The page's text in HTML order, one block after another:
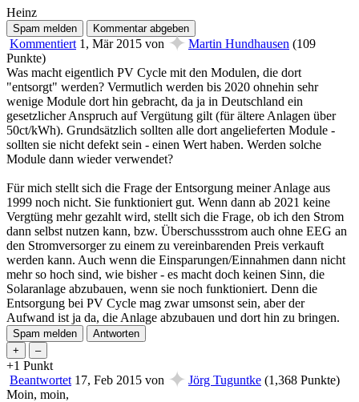
Heinz
Kommentiert 1, Mär 2015 von ✦Martin Hundhausen (109
Punkte)
Was macht eigentlich PV Cycle mit den Modulen, die dort
"entsorgt" werden? Vermutlich werden bis 2020 ohnehin sehr
wenige Module dort hin gebracht, da ja in Deutschland ein
gesetzlicher Anspruch auf Vergütung gilt (für ältere Anlagen über
50ct/kWh). Grundsätzlich sollten alle dort angelieferten Module -
sollten sie nicht defekt sein - einen Wert haben. Werden solche
Module dann wieder verwendet?
Für mich stellt sich die Frage der Entsorgung meiner Anlage aus
1999 noch nicht. Sie funktioniert gut. Wenn dann ab 2021 keine
Vergtüng mehr gezahlt wird, stellt sich die Frage, ob ich den Strom
dann selbst nutzen kann, bzw. Überschussstrom auch ohne EEG an
den Stromversorger zu einem zu vereinbarenden Preis verkauft
werden kann. Auch wenn die Einsparungen/Einnahmen dann nicht
mehr so hoch sind, wie bisher - es macht doch keinen Sinn, die
Solaranlage abzubauen, wenn sie noch funktioniert. Denn die
Entsorgung bei PV Cycle mag zwar umsonst sein, aber der
Aufwand ist ja da, die Anlage abzubauen und dort hin zu bringen.
+1 Punkt
Beantwortet 17, Feb 2015 von ✦ Jörg Tuguntke (1,368 Punkte)
Moin, moin,